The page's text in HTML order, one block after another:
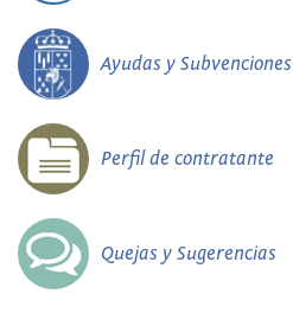
Ayudas y Subvenciones
Perfil de contratante
Quejas y Sugerencias